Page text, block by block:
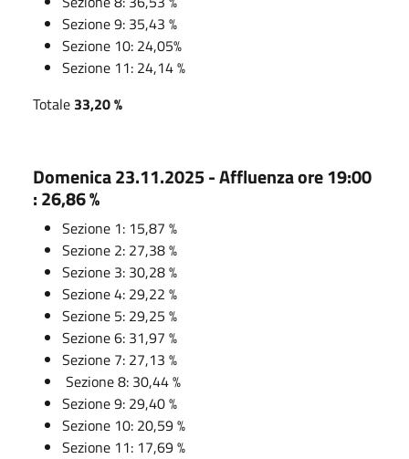
Sezione 9: 35,43 %
Sezione 10: 24,05%
Sezione 11: 24,14 %
Totale 33,20 %
Domenica 23.11.2025 - Affluenza ore 19:00
: 26,86 %
Sezione 1: 15,87 %
Sezione 2: 27,38 %
Sezione 3: 30,28 %
Sezione 4: 29,22 %
Sezione 5: 29,25 %
Sezione 6: 31,97 %
Sezione 7: 27,13 %
Sezione 8: 30,44 %
Sezione 9: 29,40 %
Sezione 10: 20,59 %
Sezione 11: 17,69 %